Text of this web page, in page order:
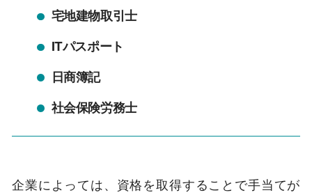
宅地建物取引士
ITパスポート
日商簿記
社会保険労務士
企業によっては、資格を取得することで手当てが